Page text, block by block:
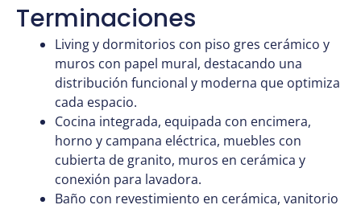
Terminaciones
Living y dormitorios con piso gres cerámico y
muros con papel mural, destacando una
distribución funcional y moderna que optimiza
cada espacio.
Cocina integrada, equipada con encimera,
horno y campana eléctrica, muebles con
cubierta de granito, muros en cerámica y
conexión para lavadora.
Baño con revestimiento en cerámica, vanitorio